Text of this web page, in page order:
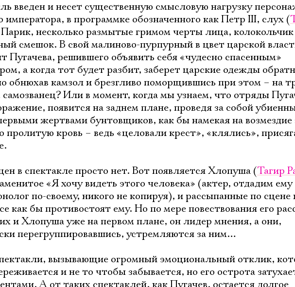
введен и несет существенную смысловую нагрузку
императора, в программке обозначенного как Петр III, слух (
несколько размытые гримом черты лица, колокольчик
смешок. В свой малиново-пурпурный в цвет царской
Пугачева, решившего объявить себя «чудесно спасенным»
а когда тот будет разбит, заберет царские одежды
обнюхав камзол и брезгливо поморщившись при этом – на
самозванец? Или в момент, когда мы узнаем, что отряды
появится на заднем плане, проведя за собой
жертвами бунтовщиков, как бы намекая на возмездие
пролитую кровь – ведь «целовали крест», «клялись»,
в спектакле просто нет. Вот появляется Хлопуша (Тагир
«Я хочу видеть этого человека» (актер, отдадим
по-своему, никого не копируя), и рассыпанные по сцене
как бы противостоят ему. Но по мере повествования его
и Хлопуша уже на первом плане, он лидер мнения, а они,
перегруппировавшись, устремляются за ним…
вызывающие огромный эмоциональный отклик,
и не то чтобы забывается, но его острота